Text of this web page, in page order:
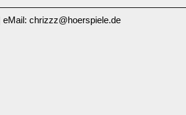
| eMail: chrizzz@hoerspiele.de